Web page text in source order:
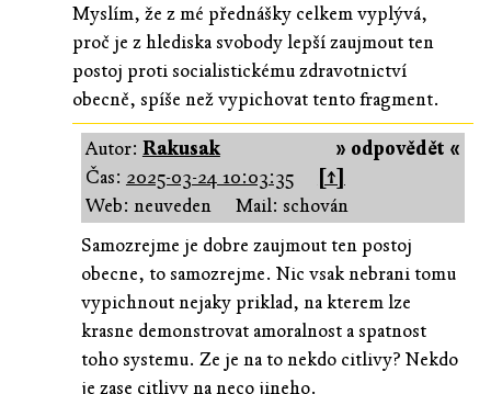
Myslím, že z mé přednášky celkem vyplývá,
proč je z hlediska svobody lepší zaujmout ten
postoj proti socialistickému zdravotnictví
obecně, spíše než vypichovat tento fragment.
» odpovědět «
Autor: Rakusak
Čas: 2025-03-24 10:03:35
[↑]
Web: neuveden
Mail: schován
Samozrejme je dobre zaujmout ten postoj
obecne, to samozrejme. Nic vsak nebrani tomu
vypichnout nejaky priklad, na kterem lze
krasne demonstrovat amoralnost a spatnost
toho systemu. Ze je na to nekdo citlivy? Nekdo
je zase citlivy na neco jineho.